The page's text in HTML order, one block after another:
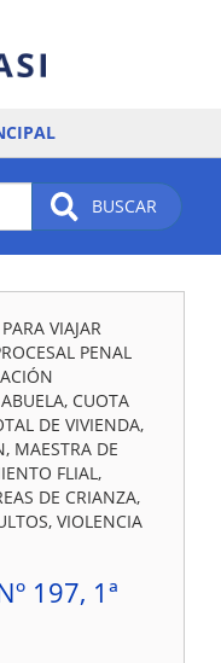
BUSCAR
VIAJAR
PENAL
CUOTA
DE VIVIENDA,
MAESTRA DE
FLIAL,
DE CRIANZA,
VIOLENCIA
197, 1ª